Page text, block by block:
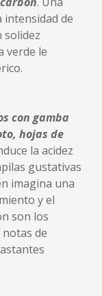
de
solidez
verde le
con gamba
hojas de
la acidez
gustativas
imagina una
y el
son los
de